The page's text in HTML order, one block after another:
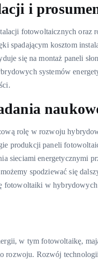
i
fotowoltaicznych oraz
spadającym kosztom
się na montaż paneli
systemów
rolę w rozwoju
produkcji paneli
sieciami energetycznymi
spodziewać się
w hybrydowych
w tym fotowoltaikę,
rozwoju. Rozwój